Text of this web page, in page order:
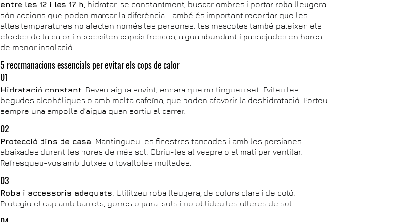
entre les 12 i les 17 h , hidratar-se constantment, buscar ombres i portar roba lleugera
són accions que poden marcar la diferència. També és important recordar que les
altes temperatures no afecten només les persones: les mascotes també pateixen els
efectes de la calor i necessiten espais frescos, aigua abundant i passejades en hores
de menor insolació.
5 recomanacions essencials per evitar els cops de calor
01
Hidratació constant . Beveu aigua sovint, encara que no tingueu set. Eviteu les
begudes alcohòliques o amb molta cafeïna, que poden afavorir la deshidratació. Porteu
sempre una ampolla d’aigua quan sortiu al carrer.
02
Protecció dins de casa . Mantingueu les finestres tancades i amb les persianes
abaixades durant les hores de més sol. Obriu-les al vespre o al matí per ventilar.
Refresqueu-vos amb dutxes o tovalloles mullades.
03
Roba i accessoris adequats . Utilitzeu roba lleugera, de colors clars i de cotó.
Protegiu el cap amb barrets, gorres o para-sols i no oblideu les ulleres de sol.